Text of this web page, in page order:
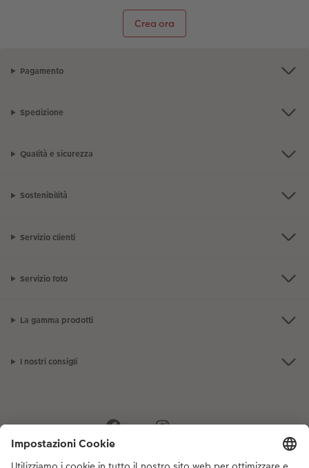
Crea ora
Pagamento
Spedizione
Qualità e sicurezza
Sostenibilità
Servizio clienti
Servizio foto
La gamma prodotti
I nostri consigli